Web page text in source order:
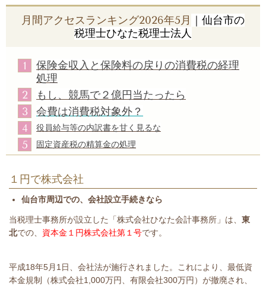
月間アクセスランキング2026年5月 ｜仙台市の
税理士ひなた税理士法人
1
保険金収入と保険料の戻りの消費税の経理
処理
2
もし、競馬で２億円当たったら
3
会費は消費税対象外？
4
役員給与等の内訳書を甘く見るな
5 固定資産税の精算金の処理
１円で株式会社
仙台市周辺での、会社設立手続きなら
当税理士事務所が設立した「株式会社ひなた会計事務所」は、 東
北での、 資本金１円株式会社第１号です。
平成18年5月1日、会社法が施行されました。これにより、最低資
本金規制（株式会社1,000万円、有限会社300万円）が撤廃され、